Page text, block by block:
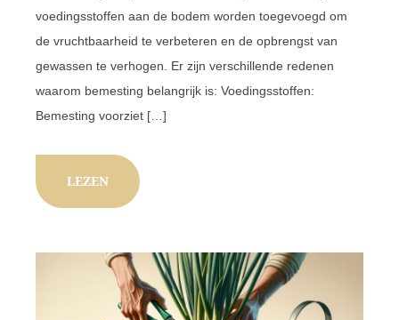
voedingsstoffen aan de bodem worden toegevoegd om
de vruchtbaarheid te verbeteren en de opbrengst van
gewassen te verhogen. Er zijn verschillende redenen
waarom bemesting belangrijk is: Voedingsstoffen:
Bemesting voorziet […]
LEZEN